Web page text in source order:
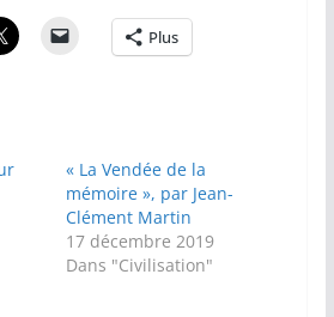
Plus
« La Vendée de la
mémoire », par Jean-
Clément Martin
17 décembre 2019
Dans "Civilisation"